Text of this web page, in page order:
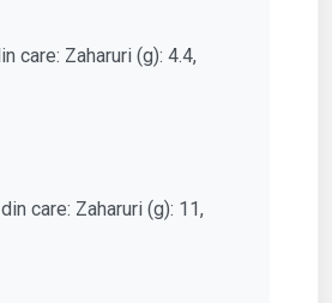
care: Zaharuri (g): 4.4,
care: Zaharuri (g): 11,